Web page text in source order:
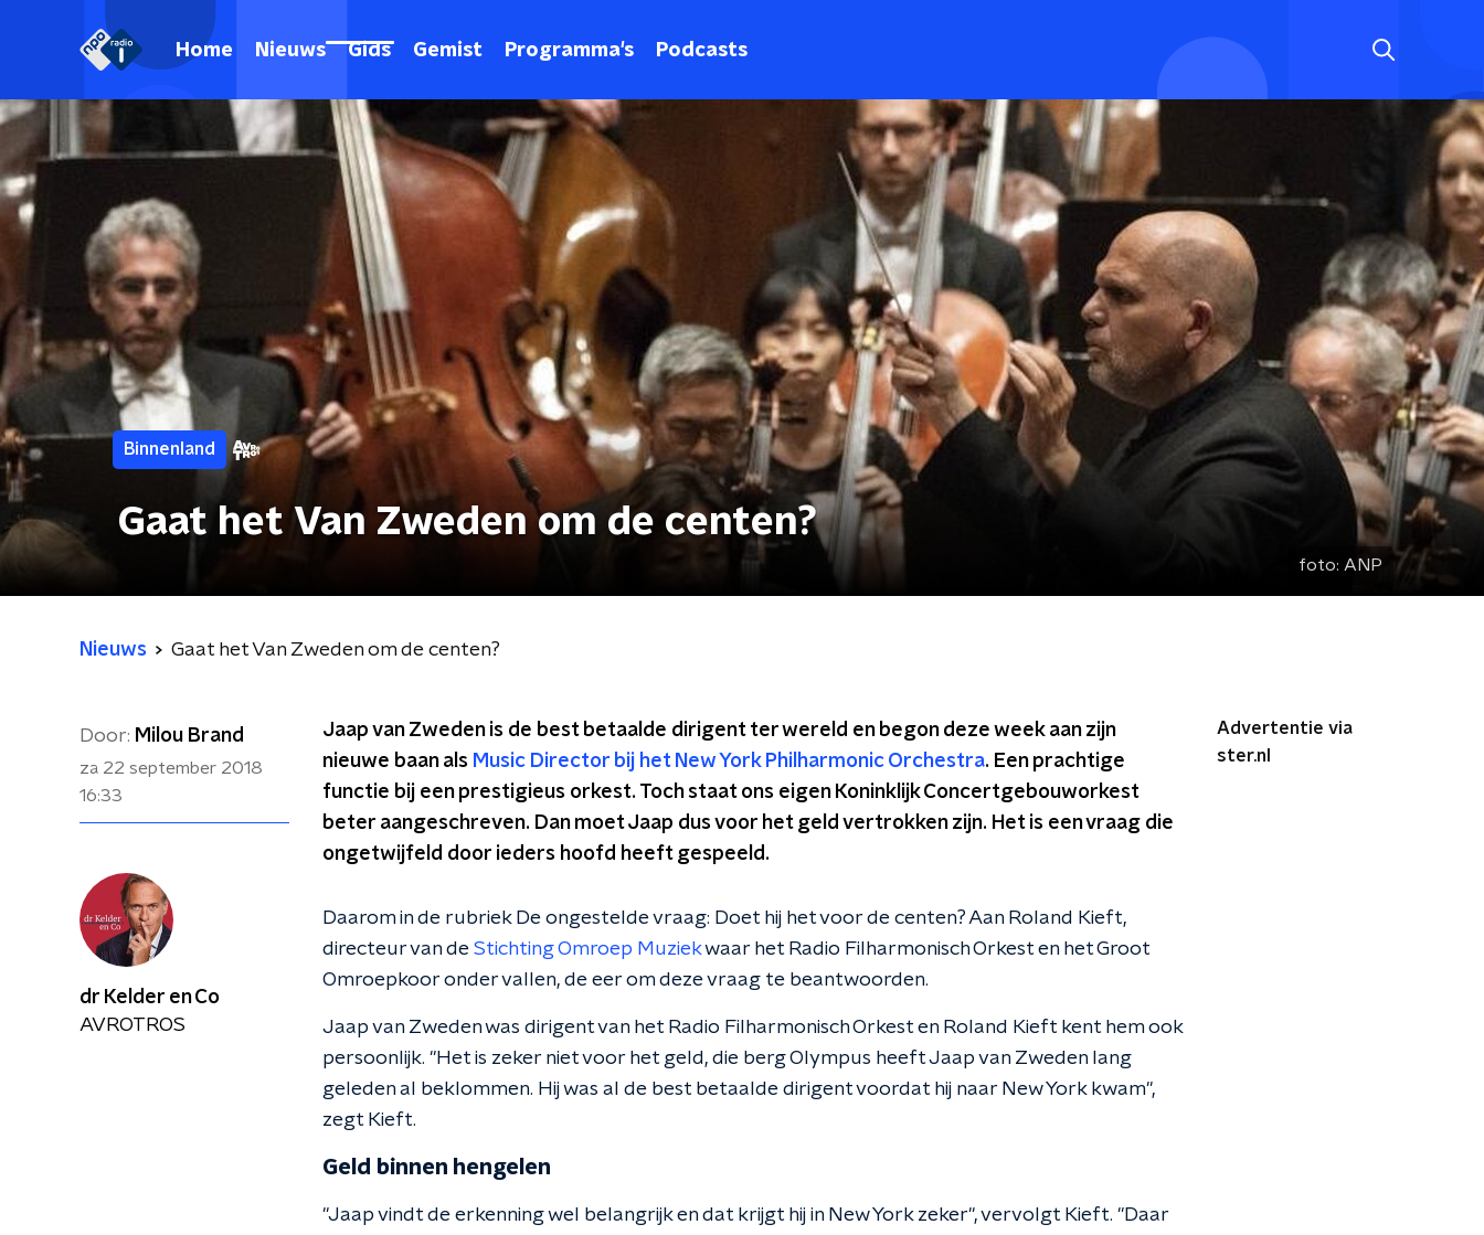
Home Nieuws Gids Gemist Programma's Podcasts
Binnenland
Gaat het Van Zweden om de centen?
foto: ANP
Nieuws Gaat het Van Zweden om de centen?
Door: Milou Brand
za 22 september 2018
16:33
Jaap van Zweden is de best betaalde dirigent ter wereld en begon deze week aan zijn
nieuwe baan als Music Director bij het New York Philharmonic Orchestra. Een prachtige
functie bij een prestigieus orkest. Toch staat ons eigen Koninklijk Concertgebouworkest
beter aangeschreven. Dan moet Jaap dus voor het geld vertrokken zijn. Het is een vraag die
ongetwijfeld door ieders hoofd heeft gespeeld.
Daarom in de rubriek De ongestelde vraag: Doet hij het voor de centen? Aan Roland Kieft,
directeur van de Stichting Omroep Muziekwaar het Radio Filharmonisch Orkest en het Groot
Omroepkoor onder vallen, de eer om deze vraag te beantwoorden.
Jaap van Zweden was dirigent van het Radio Filharmonisch Orkest en Roland Kieft kent hem ook
persoonlijk. "Het is zeker niet voor het geld, die berg Olympus heeft Jaap van Zweden lang
geleden al beklommen. Hij was al de best betaalde dirigent voordat hij naar New York kwam",
zegt Kieft.
Geld binnen hengelen
"Jaap vindt de erkenning wel belangrijk en dat krijgt hij in New York zeker", vervolgt Kieft. "Daar
Advertentie via
ster.nl
dr Kelder en Co
AVROTROS